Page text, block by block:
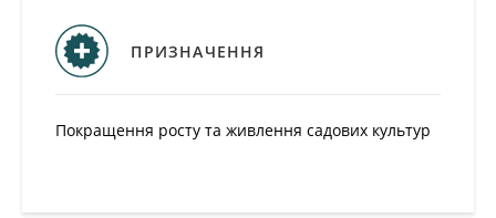
ПРИЗНАЧЕННЯ
Покращення росту та живлення садових культур